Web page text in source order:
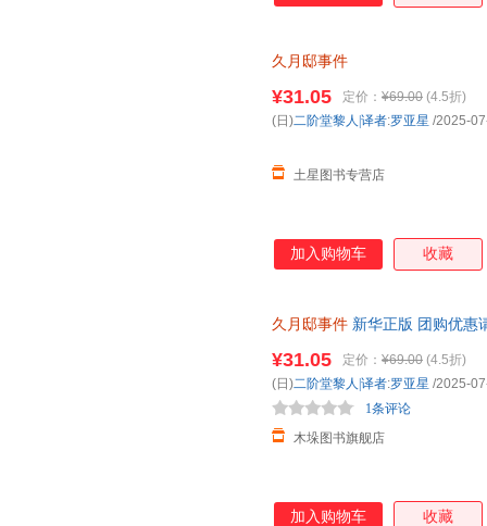
久月邸事件
¥31.05 定价： ¥69.00 (4.5折)
土星图书专营店
(日)二阶堂黎人|译者:罗亚星 /2025-
加入购物车 收藏
久月邸事件 新华正版 团购优惠
¥31.05 定价： ¥69.00 (4.5折)
木垛图书旗舰店
1条评论
(日)二阶堂黎人|译者:罗亚星 /2025-
加入购物车 收藏